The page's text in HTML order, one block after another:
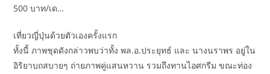
500 บาท/เด…
เที่ยวญี่ปุ่นด้วยตัวเองครั้งแรก
ทั้งนี้ ภาพชุดดังกล่าวพบว่าทั้ง พล.อ.ประยุทธ์ และ นางนราพร อยู่ใน
อิริยาบถสบายๆ ถ่ายภาพคู่แสนหวาน รวมถึงทานไอศกรีม ขณะท่อง